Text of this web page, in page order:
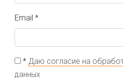
Email *
* Даю согласие на
данных